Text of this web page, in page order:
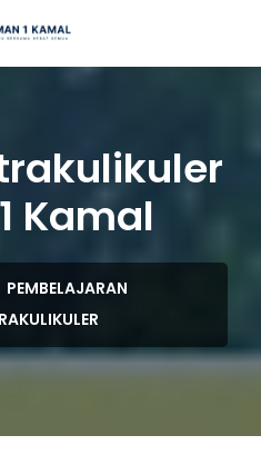
Kamal
PEMBELAJARAN